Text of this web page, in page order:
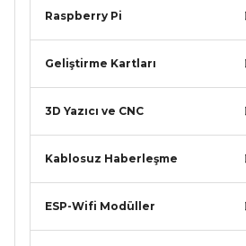
Raspberry Pi
Geliştirme Kartları
3D Yazıcı ve CNC
Kablosuz Haberleşme
ESP-Wifi Modüller